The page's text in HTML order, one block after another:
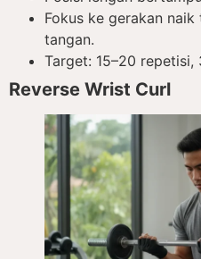
Fokus ke gerakan
tangan.
Target: 15–20 repetisi,
Reverse Wrist Curl